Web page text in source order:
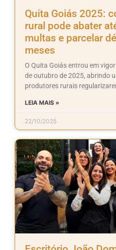
Quita Goiás 2025:
rural pode abater
multas e parcelar
meses
O Quita Goiás entrou em
de outubro de 2025, abrindo
produtores rurais
LEIA MAIS »
22/10/2025